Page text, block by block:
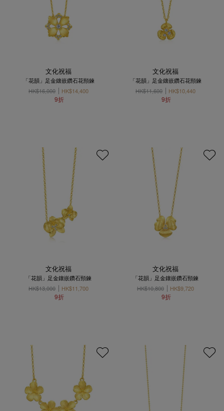
文化祝福
「花韻」足金鑲嵌鑽石花頸鍊
HK$16,000
HK$14,400
9折
文化祝福
「花韻」足金鑲嵌鑽石花頸鍊
HK$11,600
HK$10,440
9折
文化祝福
「花韻」足金鑲嵌鑽石頸鍊
HK$13,000
HK$11,700
9折
文化祝福
「花韻」足金鑲嵌鑽石頸鍊
HK$10,800
HK$9,720
9折